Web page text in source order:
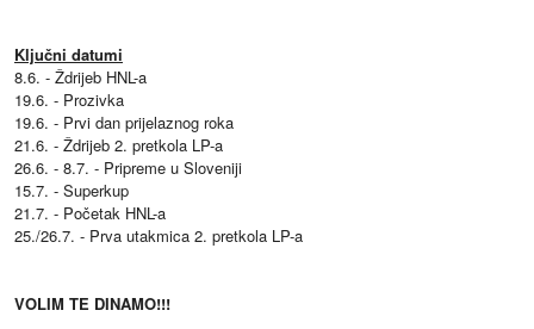
Ključni datumi
8.6. - Ždrijeb HNL-a
19.6. - Prozivka
19.6. - Prvi dan prijelaznog roka
21.6. - Ždrijeb 2. pretkola LP-a
26.6. - 8.7. - Pripreme u Sloveniji
15.7. - Superkup
21.7. - Početak HNL-a
25./26.7. - Prva utakmica 2. pretkola LP-a
VOLIM TE DINAMO!!!